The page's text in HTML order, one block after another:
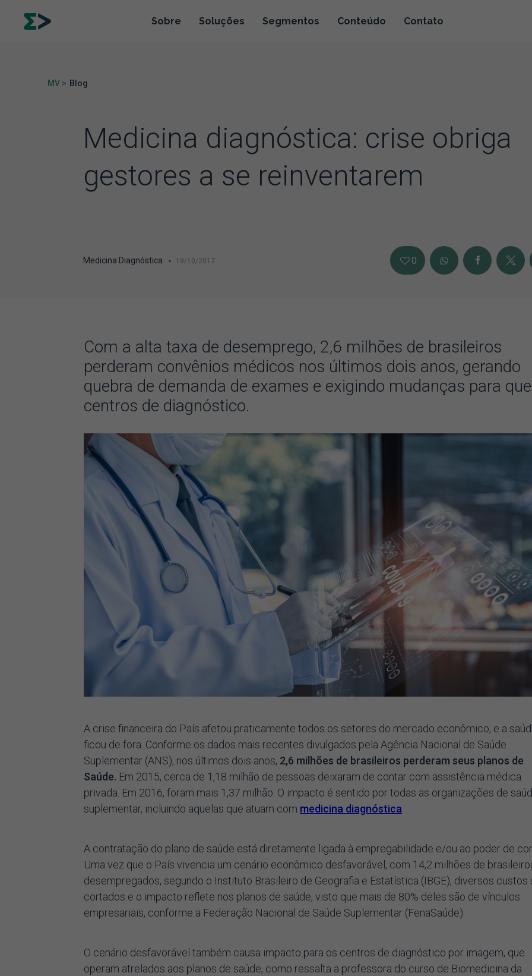
Sobre Soluções Segmentos Conteúdo Contato
MV > Blog
Medicina diagnóstica: crise obriga
gestores a se reinventarem
Medicina Diagnóstica 19/10/2017 0
Com a alta taxa de desemprego, 2,6 milhões de brasileiros
perderam convênios médicos nos últimos dois anos, gerando
quebra de demanda de exames e exigindo mudanças para que
centros de diagnóstico.
A crise financeira do País afetou praticamente todos os setores do mercado econômico, e a
ficou de fora. Conforme os dados mais recentes divulgados pela Agência Nacional de Saúde
Suplementar (ANS), nos últimos dois anos, 2,6 milhões de brasileiros perderam seus planos de
Saúde. Em 2015, cerca de 1,18 milhão de pessoas deixaram de contar com assistência médica
privada. Em 2016, foram mais 1,37 milhão. O impacto é sentido por todas as organizações de
suplementar, incluindo aquelas que atuam com medicina diagnóstica
A contratação do plano de saúde está diretamente ligada à empregabilidade e/ou ao poder de
Uma vez que o País vivencia um cenário econômico desfavorável, com 14,2 milhões de
desempregados, segundo o Instituto Brasileiro de Geografia e Estatística (IBGE), diversos custos
cortados e o impacto reflete nos planos de saúde, visto que mais de 80% deles são de vínculos
empresariais, conforme a Federação Nacional de Saúde Suplementar (FenaSaúde).
O cenário desfavorável também causa impacto para os centros de diagnóstico por imagem, que
operam atrelados aos planos de saúde, como ressalta a professora do curso de Biomedicina da